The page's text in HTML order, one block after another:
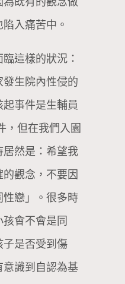
入痛苦中。
這樣的狀況：
生院內性侵的
事件是生輔員
，但在我們入園
然是：希望我
觀念，不要因
戀」。很多時
會不會是同
子是否受到傷
意識到自認為基